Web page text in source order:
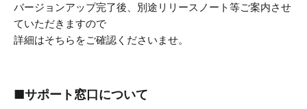
バージョンアップ完了後、別途リリースノート等ご案内させ
ていただきますので
詳細はそちらをご確認くださいませ。
■サポート窓口について